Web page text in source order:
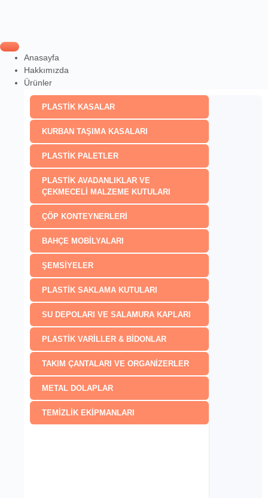
Anasayfa
Hakkımızda
Ürünler
PLASTİK KASALAR
KURBAN TAŞIMA KASALARI
PLASTİK PALETLER
PLASTİK AVADANLIKLAR VE
ÇEKMECELİ MALZEME KUTULARI
ÇÖP KONTEYNERLERİ
BAHÇE MOBİLYALARI
ŞEMSİYELER
PLASTİK SAKLAMA KUTULARI
SU DEPOLARI VE SALAMURA KAPLARI
PLASTİK VARİLLER & BİDONLAR
TAKIM ÇANTALARI VE ORGANİZERLER
METAL DOLAPLAR
TEMİZLİK EKİPMANLARI